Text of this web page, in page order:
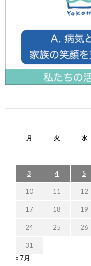
月 火 水
3 4 5
10 11 12
17 18 19
24 25 26
31
« 7月